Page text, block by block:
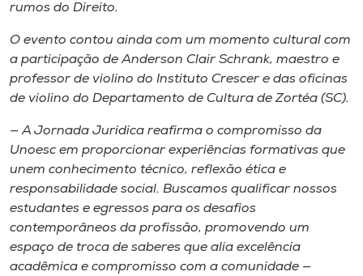
A+
A-
rumos do Direito.
O evento contou ainda com um momento cultural com
a participação de Anderson Clair Schrank, maestro e
professor de violino do Instituto Crescer e das oficinas
de violino do Departamento de Cultura de Zortéa (SC).
— A Jornada Jurídica reafirma o compromisso da
Unoesc em proporcionar experiências formativas que
unem conhecimento técnico, reflexão ética e
responsabilidade social. Buscamos qualificar nossos
estudantes e egressos para os desafios
contemporâneos da profissão, promovendo um
espaço de troca de saberes que alia excelência
acadêmica e compromisso com a comunidade —